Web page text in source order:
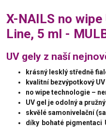
X-NAILS no
Line, 5 ml -
UV gely z naší
krásný lesklý středně
kvalitní bezvýpotkový
no wipe technologie –
UV gel je odolný a pružný
skvělé samonivelační
díky bohaté pigmentaci